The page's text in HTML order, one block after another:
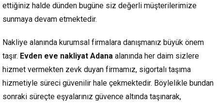
ettiğiniz halde dünden bugüne siz değerli müşterilerimize
sunmaya devam etmektedir.
Nakliye alanında kurumsal firmalara danışmanız büyük önem
taşır. Evden eve nakliyat Adana alanında her daim sizlere
hizmet vermekten zevk duyan firmamız, sigortalı taşıma
hizmetiyle süreci güvenilir hale çekmektedir. Böylelikle bundan
sonraki süreçte eşyalarınız güvence altında taşınarak,